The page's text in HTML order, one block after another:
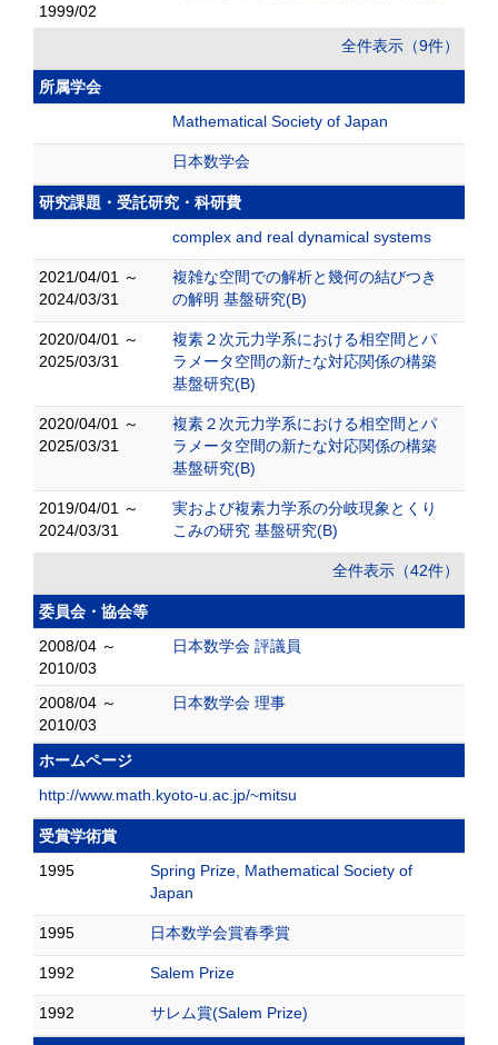
1999/02
全件表示（9件）
所属学会
Mathematical Society of Japan
日本数学会
研究課題・受託研究・科研費
complex and real dynamical systems
2021/04/01 ～
2024/03/31
複雑な空間での解析と幾何の結びつき
の解明 基盤研究(B)
2020/04/01 ～
2025/03/31
複素２次元力学系における相空間とパ
ラメータ空間の新たな対応関係の構築
基盤研究(B)
2020/04/01 ～
2025/03/31
複素２次元力学系における相空間とパ
ラメータ空間の新たな対応関係の構築
基盤研究(B)
2019/04/01 ～
2024/03/31
実および複素力学系の分岐現象とくり
こみの研究 基盤研究(B)
全件表示（42件）
委員会・協会等
2008/04 ～
2010/03
日本数学会 評議員
2008/04 ～
2010/03
日本数学会 理事
ホームページ
http://www.math.kyoto-u.ac.jp/~mitsu
受賞学術賞
1995
Spring Prize, Mathematical Society of
Japan
1995 日本数学会賞春季賞
1992 Salem Prize
1992 サレム賞(Salem Prize)